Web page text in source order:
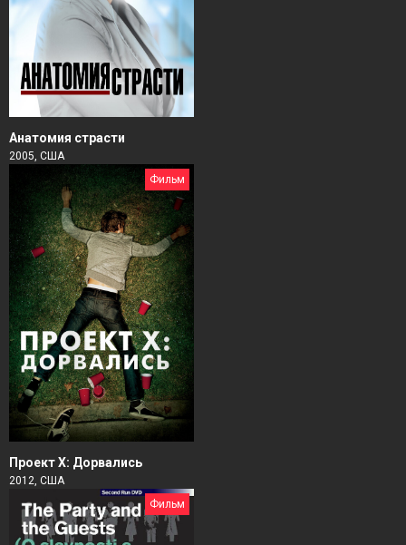
Анатомия страсти
2005, США
Фильм
Проект X: Дорвались
2012, США
Фильм